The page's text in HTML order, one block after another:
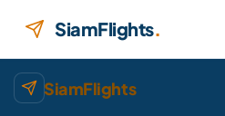
SiamFlights.
SiamFlights